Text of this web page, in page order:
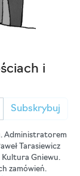
i
Subskrybuj
Administratorem
Tarasiewicz
Kultura Gniewu.
zamówień.